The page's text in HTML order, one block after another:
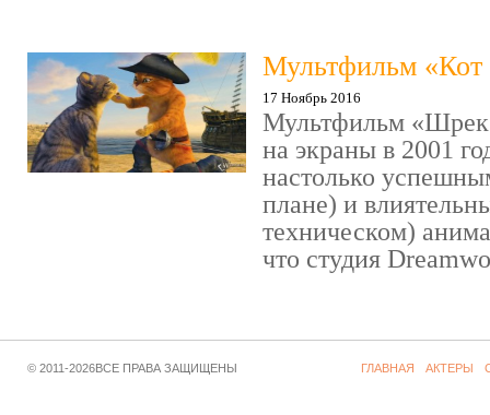
Мультфильм «Кот
17 Ноябрь 2016
Мультфильм
на экраны в 2001
настолько
плане) и
техническом)
что студия
© 2011-2026ВСЕ ПРАВА ЗАЩИЩЕНЫ ГЛАВНАЯ АКТЕРЫ